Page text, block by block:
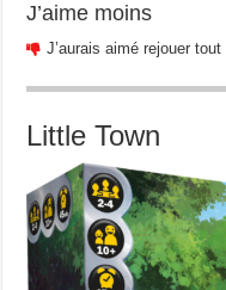
J’aime moins
J’aurais aimé rejouer
Little Town